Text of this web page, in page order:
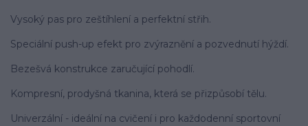
Vysoký pas pro zeštíhlení a perfektní střih.
Speciální push-up efekt pro zvýraznění a pozvednutí hýždí.
Bezešvá konstrukce zaručující pohodlí.
Kompresní, prodyšná tkanina, která se přizpůsobí tělu.
Univerzální - ideální na cvičení i pro každodenní sportovní